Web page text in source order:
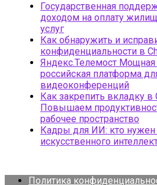
Государственная
доходом на оплату
услуг
Как обнаружить и
конфиденциальности в
Яндекс.Телемост Мощная
российская платформа
видеоконференций
Как закрепить вкладку в
Повышаем
рабочее пространство
Кадры для ИИ: кто нужен
искусственного
Политика